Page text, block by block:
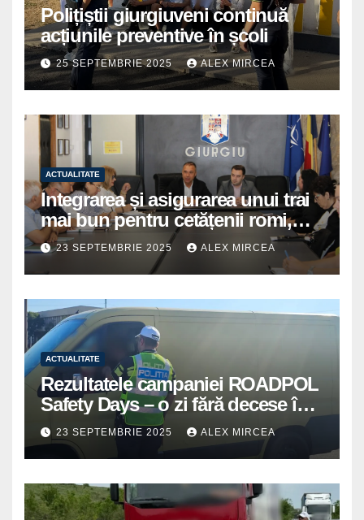
Polițiștii giurgiuveni continuă
acțiunile preventive în școli
25 SEPTEMBRIE 2025 ALEX MIRCEA
ACTUALITATE
Integrarea și asigurarea unui trai
mai bun pentru cetățenii romi,
prioritate pentru instituțiile
publice giurgiuvene
23 SEPTEMBRIE 2025 ALEX MIRCEA
ACTUALITATE
Rezultatele campaniei ROADPOL
Safety Days – o zi fără decese în
trafic
23 SEPTEMBRIE 2025 ALEX MIRCEA